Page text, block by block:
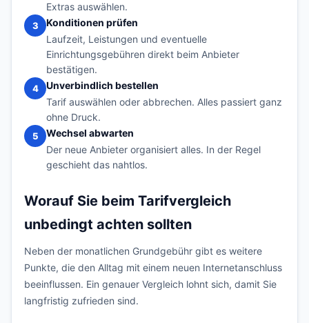
Extras auswählen.
3
Konditionen prüfen
Laufzeit, Leistungen und eventuelle
Einrichtungsgebühren direkt beim Anbieter
bestätigen.
4
Unverbindlich bestellen
Tarif auswählen oder abbrechen. Alles passiert ganz
ohne Druck.
5
Wechsel abwarten
Der neue Anbieter organisiert alles. In der Regel
geschieht das nahtlos.
Worauf Sie beim Tarifvergleich
unbedingt achten sollten
Neben der monatlichen Grundgebühr gibt es weitere
Punkte, die den Alltag mit einem neuen Internetanschluss
beeinflussen. Ein genauer Vergleich lohnt sich, damit Sie
langfristig zufrieden sind.